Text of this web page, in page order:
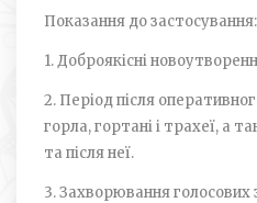
Показання до застосування:
1. Доброякісні
2. Період після
горла, гортані і трахеї, а
та після неї.
3. Захворювання голосових